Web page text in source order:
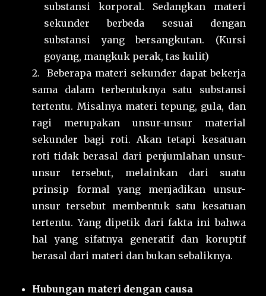
substansi korporal. Sedangkan materi
sekunder berbeda sesuai dengan
substansi yang bersangkutan. (Kursi
goyang, mangkuk perak, tas kulit)
2. Beberapa materi sekunder dapat bekerja
sama dalam terbentuknya satu substansi
tertentu. Misalnya materi tepung, gula, dan
ragi merupakan unsur-unsur material
sekunder bagi roti. Akan tetapi kesatuan
roti tidak berasal dari penjumlahan unsur-
unsur tersebut, melainkan dari suatu
prinsip formal yang menjadikan unsur-
unsur tersebut membentuk satu kesatuan
tertentu. Yang dipetik dari fakta ini bahwa
hal yang sifatnya generatif dan koruptif
berasal dari materi dan bukan sebaliknya.
Hubungan materi dengan causa